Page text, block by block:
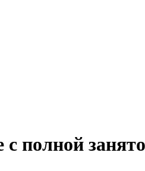
с полной